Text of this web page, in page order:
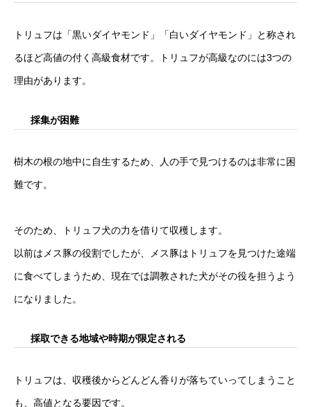
トリュフは「黒いダイヤモンド」「白いダイヤモンド」と称され
るほど高値の付く高級食材です。トリュフが高級なのには3つの
理由があります。
採集が困難
樹木の根の地中に自生するため、人の手で見つけるのは非常に困
難です。
そのため、トリュフ犬の力を借りて収穫します。
以前はメス豚の役割でしたが、メス豚はトリュフを見つけた途端
に食べてしまうため、現在では調教された犬がその役を担うよう
になりました。
採取できる地域や時期が限定される
トリュフは、収穫後からどんどん香りが落ちていってしまうこと
も、高値となる要因です。